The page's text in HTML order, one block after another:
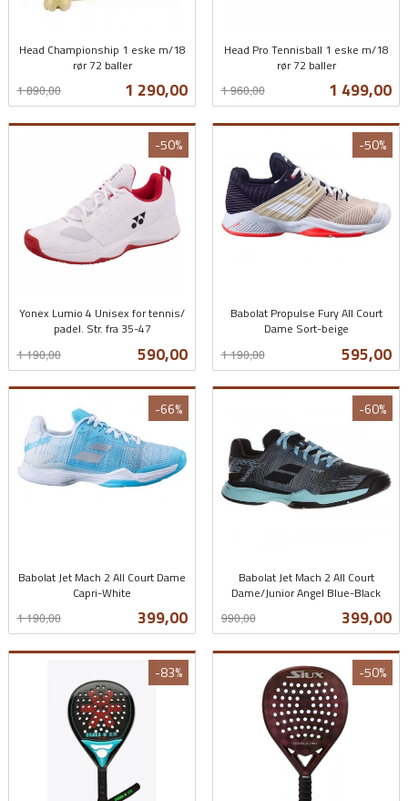
Head Championship 1 eske m/18
rør 72 baller
Tilbud
1 290,00
1 890,00
mva.
Head Pro Tennisball 1 eske m/18
rør 72 baller
Tilbud
1 499,00
1 960,00
mva.
Yonex Lumio 4 Unisex for tennis/
padel. Str. fra 35-47
Tilbud
590,00
1 190,00
-50%
mva.
Babolat Propulse Fury All Court
Dame Sort-beige
Tilbud
595,00
1 190,00
-50%
mva.
Babolat Jet Mach 2 All Court Dame
Capri-White
Tilbud
399,00
1 190,00
-66%
mva.
Babolat Jet Mach 2 All Court
Dame/Junior Angel Blue-Black
Tilbud
399,00
990,00
-60%
mva.
-83% -50%